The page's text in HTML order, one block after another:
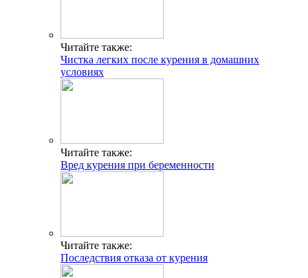
Читайте также:
Чистка легких после курения в домашних
условиях
Читайте также:
Вред курения при беременности
Читайте также:
Последствия отказа от курения